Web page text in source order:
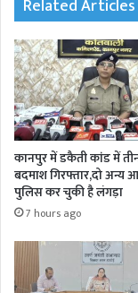
Related Articles
कानपुर में डकैती कांड में
बदमाश गिरफ्तार,दो अन्य
पुलिस कर चुकी है लंगड़ा
7 hours ago